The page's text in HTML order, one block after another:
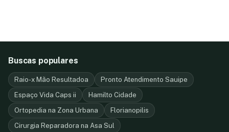
Buscas populares
Raio-x Mão Resultadoa
Pronto Atendimento Sauipe
Espaço Vida Caps ii
Hamilto Cidade
Ortopedia na Zona Urbana
Florianopilis
Cirurgia Reparadora na Asa Sul